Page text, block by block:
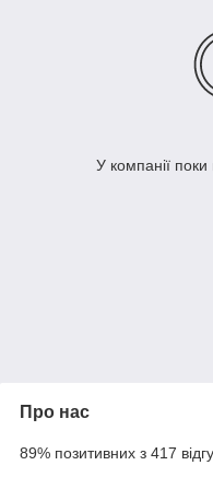
У компанії
Про нас
89% позитивних з 417